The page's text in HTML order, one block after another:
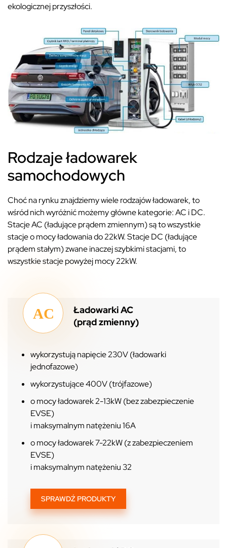
ekologicznej przyszłości.
Rodzaje ładowarek
samochodowych
Choć na rynku znajdziemy wiele rodzajów ładowarek, to
wśród nich wyróżnić możemy główne kategorie: AC i DC.
Stacje AC (ładujące prądem zmiennym) są to wszystkie
stacje o mocy ładowania do 22kW. Stacje DC (ładujące
prądem stałym) zwane inaczej szybkimi stacjami, to
wszystkie stacje powyżej mocy 22kW.
Ładowarki AC
(prąd zmienny)
wykorzystują napięcie 230V (ładowarki
jednofazowe)
wykorzystujące 400V (trójfazowe)
o mocy ładowarek 2-13kW (bez zabezpieczenie
EVSE)
i maksymalnym natężeniu 16A
o mocy ładowarek 7-22kW (z zabezpieczeniem
EVSE)
i maksymalnym natężeniu 32
SPRAWDŹ PRODUKTY